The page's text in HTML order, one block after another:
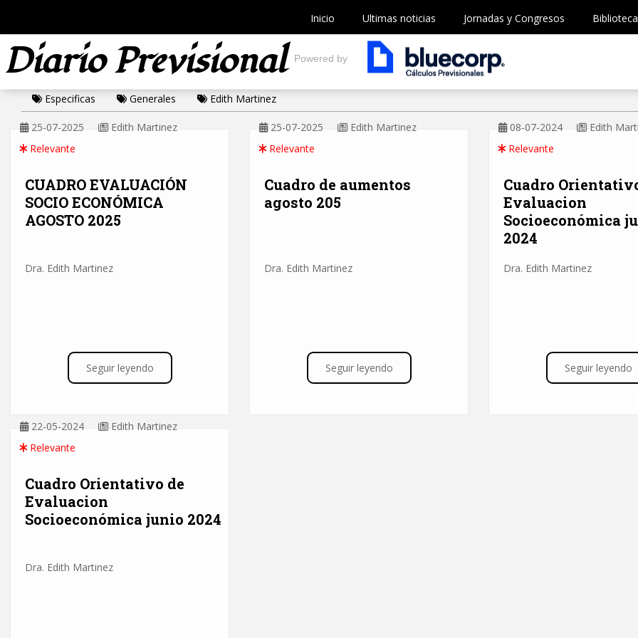
Inicio Ultimas noticias Jornadas y Congresos Biblioteca
Diario Previsional Powered by
Especificas Generales Edith Martinez
25-07-2025
Edith Martinez
Relevante
CUADRO EVALUACIÓN
SOCIO ECONÓMICA
AGOSTO 2025
Dra. Edith Martinez
Seguir leyendo
25-07-2025
Edith Martinez
Relevante
Cuadro de aumentos
agosto 205
Dra. Edith Martinez
Seguir leyendo
08-07-2024
Edith
Relevante
Cuadro
Evaluacion
Socioeconómica
2024
Dra. Edith Martinez
Seguir leyendo
22-05-2024
Edith Martinez
Relevante
Cuadro Orientativo de
Evaluacion
Socioeconómica junio 2024
Dra. Edith Martinez